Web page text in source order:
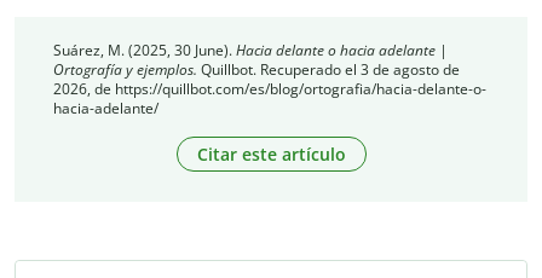
Suárez, M. (2025, 30 June).Hacia delante o hacia adelante |
Ortografía y ejemplos. Quillbot. Recuperado el 3 de agosto de
2026, de https://quillbot.com/es/blog/ortografia/hacia-delante-o-
hacia-adelante/
Citar este artículo